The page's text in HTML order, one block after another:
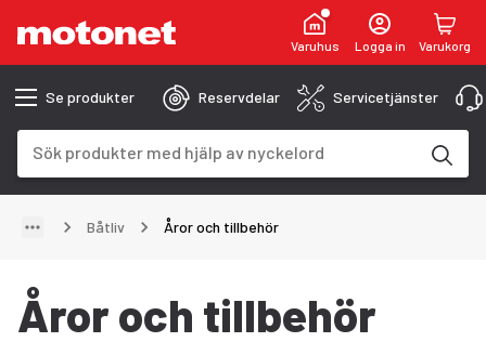
Varuhus Logga in Varukorg
Se produkter Reservdelar Servicetjänster
Båtliv Åror och tillbehör
Åror och tillbehör